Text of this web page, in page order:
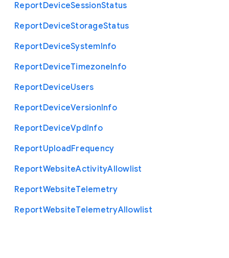
ReportDeviceSessionStatus
ReportDeviceStorageStatus
ReportDeviceSystemInfo
ReportDeviceTimezoneInfo
ReportDeviceUsers
ReportDeviceVersionInfo
ReportDeviceVpdInfo
ReportUploadFrequency
ReportWebsiteActivityAllowlist
ReportWebsiteTelemetry
ReportWebsiteTelemetryAllowlist